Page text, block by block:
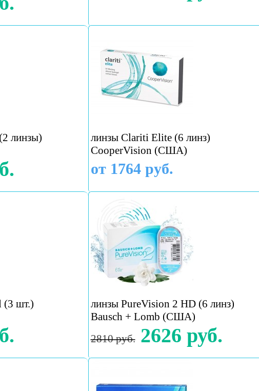
линзы)
линзы Clariti Elite (6 линз)
CooperVision (США)
от 1764 руб.
шт.)
линзы PureVision 2 HD (6 линз)
Bausch + Lomb (США)
2810 руб. 2626 руб.